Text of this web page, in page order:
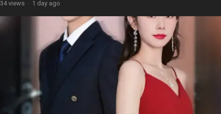
34 views · 1 day ago